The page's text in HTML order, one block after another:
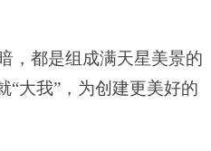
，都是组成满天星美景的
“大我”，为创建更美好的